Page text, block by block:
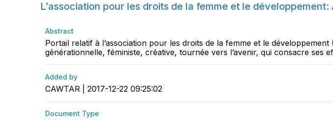
L’association pour les droits de la femme et le développement:
Abstract
Portail relatif à l’association pour les droits de la femme et le
générationnelle, féministe, créative, tournée vers l’avenir, qui consacre ses
Added by
CAWTAR | 2017-12-22 09:25:02
Document Type